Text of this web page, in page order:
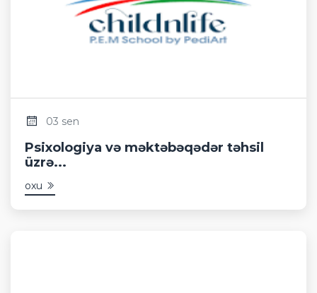
03 sen
Psixologiya və məktəbəqədər təhsil
üzrə...
oxu